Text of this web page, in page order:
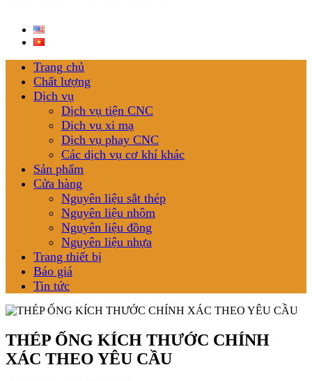
Trang chủ
Chất lượng
Dịch vụ
Dịch vụ tiện CNC
Dịch vụ xi mạ
Dịch vụ phay CNC
Các dịch vụ cơ khí khác
Sản phẩm
Cửa hàng
Nguyên liệu sắt thép
Nguyên liệu nhôm
Nguyên liệu đồng
Nguyên liệu nhựa
Trang thiết bị
Báo giá
Tin tức
THÉP ỐNG KÍCH THƯỚC CHÍNH
XÁC THEO YÊU CẦU